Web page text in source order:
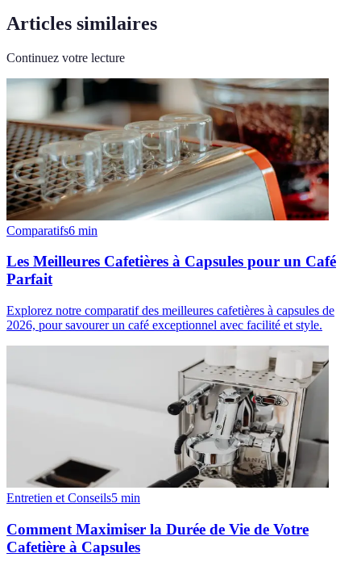
Articles similaires
Continuez votre lecture
Comparatifs6 min
Les Meilleures Cafetières à Capsules pour un Café
Parfait
Explorez notre comparatif des meilleures cafetières à capsules de
2026, pour savourer un café exceptionnel avec facilité et style.
Entretien et Conseils5 min
Comment Maximiser la Durée de Vie de Votre
Cafetière à Capsules